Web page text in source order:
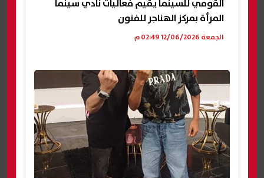
القومي للسينما يقيم فعاليات نادي سينما
المرأة بمركز الهناجر للفنون
الجمعة 12/06/2026 02:49 م